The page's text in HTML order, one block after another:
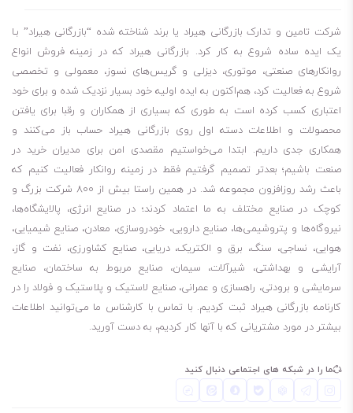
دنده‌ای و دیفرانسیل‌های خودروهای سبک و سنگین است. همچنین، این
روغن دارای دامنه ویسکوزیته گسترده‌تری نسبت به گریدهای دیگر خود
است که باعث می‌شود در دماهای مختلف، به خوبی عمل کند.
روغن بهران سمند ویژه 85W140 یکی از مرغوب‌ترین روغن‌ها با قدرت تحمل
این محصول با درجات گرانروی متنوع و در انواع معدنی و نیمه سینتیک
تهیه می‌شود.
واسکازین 85w140
مخصوص چرخ دنده‌ها و مکانیسم‌های پر فشار هیپوئید
با فشار زیاد و نیاز به روان کننده‌های API GL-5 تهیه شده است.
همچنین این روغن قابل استفاده در محورهای سنگین و درایوهای نهایی با
تحمل فشارهای شدید و بارگیری شوک می‌باشد.
روغن بهران سمند ویژه 85W140 مورد تایید شرکت MAN آلمان است.
این روغن برای روانکاری جعبه دنده دستی و دیفرانسیل انواع خودروهای
بنزینی و دیزلی سبک و سنگین مناسب می‌باشد.
شرکت تامین و تدارک بازرگانی هیراد یا برند شناخته شده “بازرگانی هیراد” بـا
یک ایده ساده شروع به کار کرد. بازرگانی هیراد که در زمینه فروش انواع
روانکارهای صنعتی، موتوری، دیزلی و گریس‌های نسوز، معمولی و تخصصی
شروع به فعالیت کرد، هم‌اکنون به ایده اولیه خود بسیار نزدیک شده و برای خود
اعتباری کسب کرده است به طوری که بسیاری از همکاران و رقبا برای یافتن
محصولات و اطلاعات دسته اول روی بازرگانی هیراد حساب باز می‌کنند و
همکاری جدی داریم. ابتدا می‌خواستیم مقصدی امن برای مدیران خرید در
صنعت باشیم؛ بعدتر تصمیم گرفتیم فقط در زمینه روانکار فعالیت کنیم که
باعث رشد روزافزون مجموعه شد. در همین راستا بیش از 800 شرکت بزرگ و
کوچک در صنایع مختلف به ما اعتماد کردند؛ در صنایع انرژی، پالایشگاه‌ها،
نیروگاه‌ها و پتروشیمی‌ها، صنایع دارویی، خودروسازی، معادن، صنایع شیمیایی،
هوایی، نساجی، سنگ، برق و الکتریک، دریایی، صنایع کشاورزی، نفت و گاز،
آرایشی و بهداشتی، شیرآلات، سیمان، صنایع مربوط به ساختمان، صنایع
سرمایشی و برودتی، راهسازی و عمرانی، صنایع لاستیک و پلاستیک و فولاد را در
کارنامه بازرگانی هیراد ثبت کردیم. با تماس با کارشناس ما می‌توانید اطلاعات
بیشتر در مورد مشتریانی که با آنها کار کردیم، به دست آورید.
ما را در شبکه های اجتماعی دنبال کنید